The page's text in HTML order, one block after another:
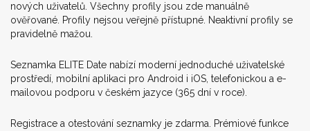
nových uživatelů. Všechny profily jsou zde manuálně
ověřované. Profily nejsou veřejně přístupné. Neaktivní profily se
pravidelně mažou.
Seznamka ELITE Date nabízí moderní jednoduché uživatelské
prostředí, mobilní aplikaci pro Android i iOS, telefonickou a e-
mailovou podporu v českém jazyce (365 dní v roce).
Registrace a otestování seznamky je zdarma. Prémiové funkce